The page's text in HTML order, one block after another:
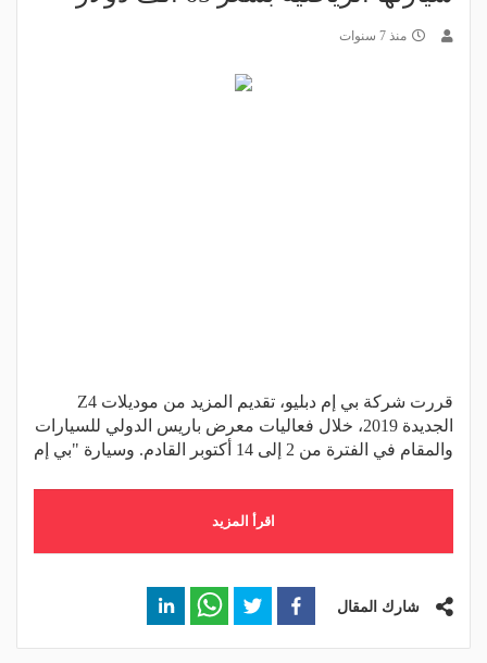
منذ 7 سنوات
قررت شركة بي إم دبليو، تقديم المزيد من موديلات Z4
الجديدة 2019، خلال فعاليات معرض باريس الدولي للسيارات
والمقام في الفترة من 2 إلى 14 أكتوبر القادم. وسيارة "بي إم
اقرأ المزيد
شارك المقال